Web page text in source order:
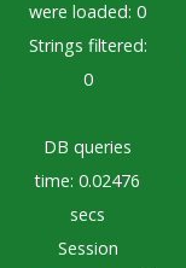
were loaded: 0
Strings filtered:
0
DB queries
time: 0.02476
secs
Session